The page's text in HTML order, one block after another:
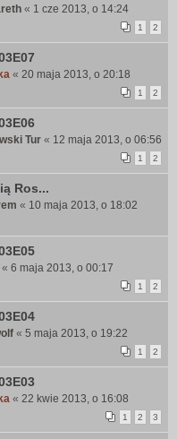
« 1 cze 2013, o 14:24
1 2
« 20 maja 2013, o 20:18
1 2
Tur « 12 maja 2013, o 06:56
1 2
Ros...
« 10 maja 2013, o 18:02
« 6 maja 2013, o 00:17
1 2
« 5 maja 2013, o 19:22
1 2
« 22 kwie 2013, o 16:08
1 2 3